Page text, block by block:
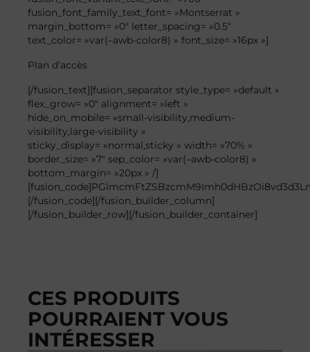
fusion_font_family_text_font= »Montserrat »
margin_bottom= »0″ letter_spacing= »0.5″
text_color= »var(–awb-color8) » font_size= »16px »]
Plan d’accès
[/fusion_text][fusion_separator style_type= »default »
flex_grow= »0″ alignment= »left »
hide_on_mobile= »small-visibility,medium-
visibility,large-visibility »
sticky_display= »normal,sticky » width= »70% »
border_size= »7″ sep_color= »var(–awb-color8) »
bottom_margin= »20px » /]
[/fusion_code][/fusion_builder_column]
[/fusion_builder_row][/fusion_builder_container]
CES PRODUITS
POURRAIENT VOUS
INTÉRESSER